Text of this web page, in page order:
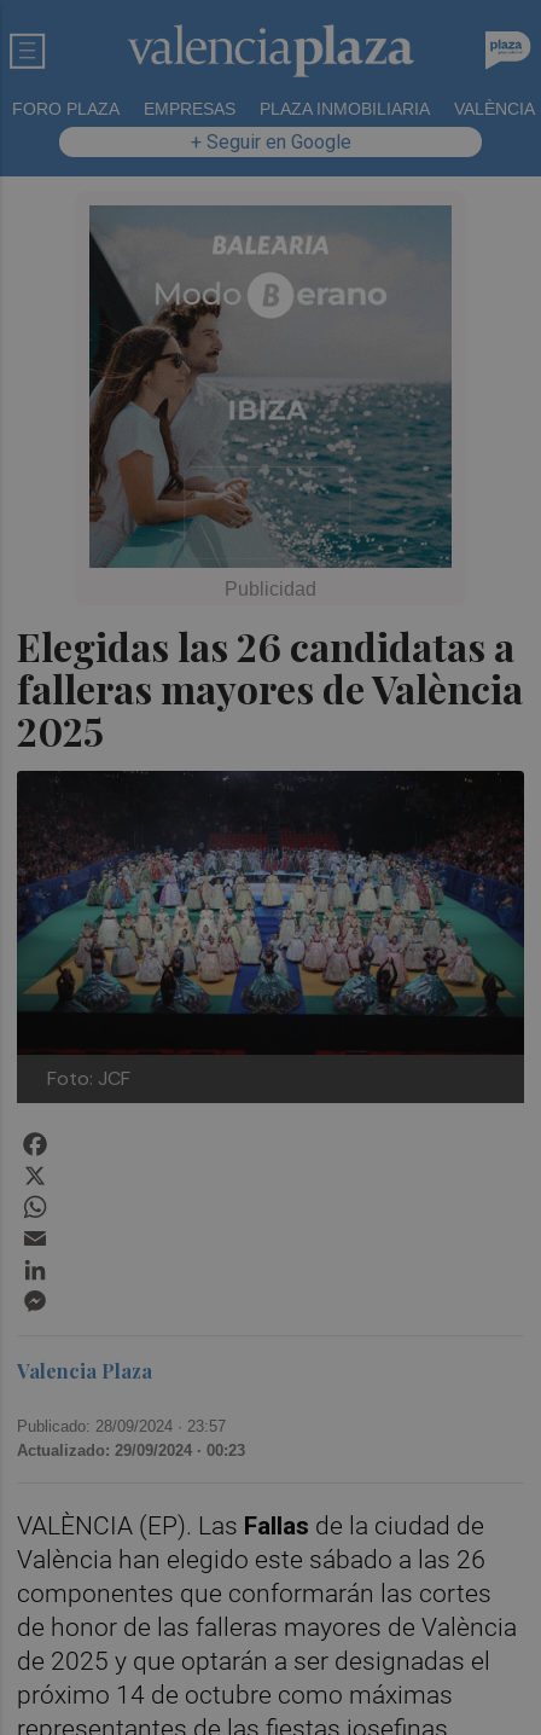
FORO PLAZA EMPRESAS PLAZA INMOBILIARIA VALÈNCIA
+ Seguir en Google
Elegidas las 26 candidatas a
falleras mayores de València
2025
Foto: JCF
Valencia Plaza
Publicado: 28/09/2024 · 23:57
Actualizado: 29/09/2024 · 00:23
VALÈNCIA (EP). Las Fallas de la ciudad de
València han elegido este sábado a las 26
componentes que conformarán las cortes
de honor de las falleras mayores de València
de 2025 y que optarán a ser designadas el
próximo 14 de octubre como máximas
representantes de las fiestas josefinas.